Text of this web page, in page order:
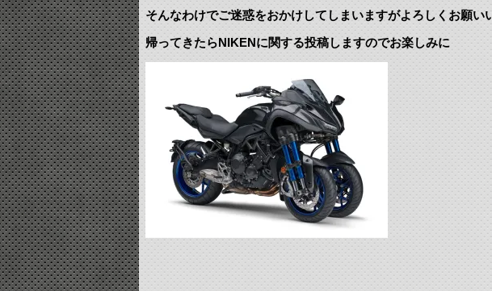
そんなわけでご迷惑をおかけしてしまいますがよろしくお願い
帰ってきたらNIKENに関する投稿しますのでお楽しみに